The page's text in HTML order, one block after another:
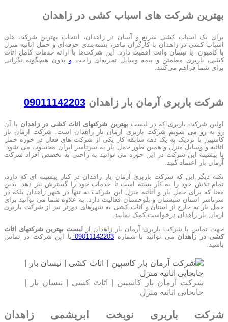
بهترین شرکت های اسباب کشی در زاهدان
برای یک اسباب کشی سریع و آسان در زاهدان، انتخاب بهترین شرکت های
اسباب کشی در زاهدان با کارگران ماهر، بسته‌بندی حرفه‌ای و حمل اثاثیه منزل
با کامیون یا نیسان وانت اهمیت دارد. این شرکت‌ها با ارائه خدمات کامل اثاث
کشی، باربری مطمئن و بیمه وسایل تجربه‌ای راحت و بدون هیچگونه نگرانی
برای شما فراهم می‌کنند.
شرکت باربری آرمان بار زاهدان 09011142203
اولین شرکت باربری که در لیست بهترین شرکتهای اثاث کشی در زاهدان با آن
رو به رو می شویم شرکت باربری آرمان بار زاهدان است. شرکت آرمان بار
کاسپین با نزدیک به یک دهه سابقه کار یکی از شرکت های فعال در حوزه حمل
اثاثیه و وسایل منزل و همین طور حمل بار به سرتاسر ایران محسوب می شود.
با پیشینه این شرکت در این حوزه می توانید به راحتی به تخصص افراد شرکت
آرمان بار اعتماد کنید.
نکته دیگر این که شرکت باربری آرمان بار زاهدان در کنار پیشینه ای که دارد،
تمام تلاش خود را به کار بسته است تا خدمات خود را گسترش نیز دهد. بدین
معنا که برای حمل بار و اثاثیه منزل این شرکت نه تنها در شهر زاهدان بلکه در
سرتاسر استان سیستان و بلوچستان فعالیت دارد. به علاوه شما می توانید برای
حمل بار به خارج از استان و اثاث کشی به شهرهای دورتر نیز از شرکت باربری
آرمان بار زاهدان درخواست کمک نمایید.
جهت تماس با شرکت باربری آرمان بار زاهدان از لیست بهترین شرکتهای اثاث
کشی در زاهدان می توانید با شماره 09011142203 با این شرکت در تماس
باشید.
شرکت آرمان بار کاسپین | اثاث کشی | نیسان بار |
جابجایی اثاثیه منزل
شرکت باربری نوبخت ابریشمی زاهدان